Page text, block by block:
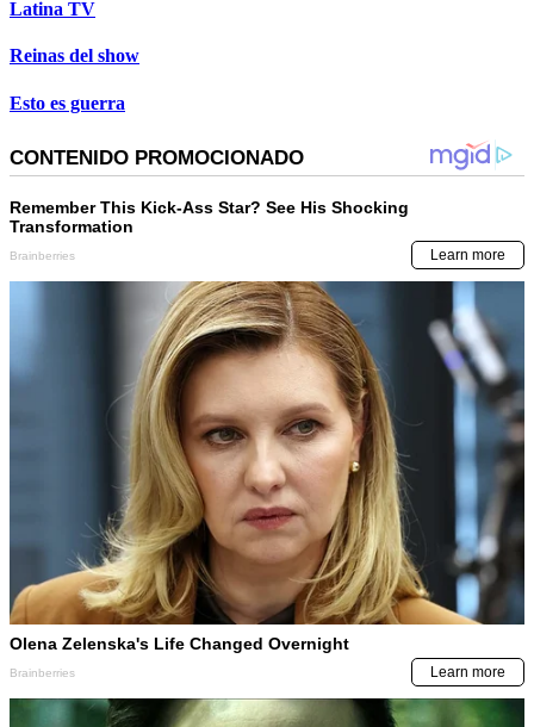
Latina TV
Reinas del show
Esto es guerra